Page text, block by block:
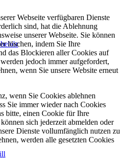
Webseite verfügbaren Dienste
sind, hat die Ablehnung
unserer Webseite. Sie können
löschen, indem Sie Ihre
das Blockieren aller Cookies auf
jedoch immer aufgefordert,
wenn Sie unsere Website erneut
wenn Sie Cookies ablehnen
Sie immer wieder nach Cookies
bitte, einen Cookie für Ihre
sich jederzeit abmelden oder
Dienste vollumfänglich nutzen zu
werden alle gesetzten Cookies